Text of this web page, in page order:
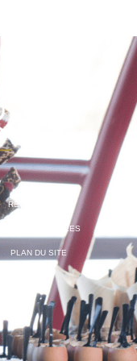
RECRUTEMENT
MENTIONS LÉGALES
PLAN DU SITE